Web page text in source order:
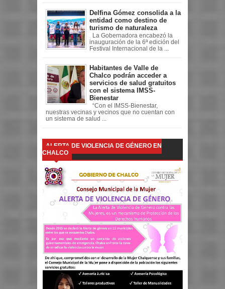
Delfina Gómez consolida a la
entidad como destino de
turismo de naturaleza
La Gobernadora encabezó la
inauguración de la 6ª edición del
Festival Internacional de la ...
Habitantes de Valle de
Chalco podrán acceder a
servicios de salud gratuitos
con el sistema IMSS-
Bienestar
“Con el IMSS-Bienestar,
nuestras vecinas y vecinos que no cuentan con
un sistema de salud ...
ALERTA DE VIOLENCIA DE GÉNERO EN
CHALCO